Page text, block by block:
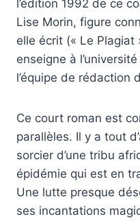
l’édition 1992 de ce
Lise Morin, figure
elle écrit (« Le Plagiat
enseigne à
l’équipe de rédaction
Ce court roman est
parallèles. Il y a tout
sorcier d’une tribu
épidémie qui est en
Une lutte presque
ses incantations